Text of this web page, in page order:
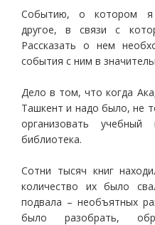
Событию, о котором я
другое, в связи с
Рассказать о нем
события с ним в
Дело в том, что когда
Ташкент и надо было, не
организовать учебный
библиотека.
Сотни тысяч книг
количество их было
подвала – необъятных
было разобрать,